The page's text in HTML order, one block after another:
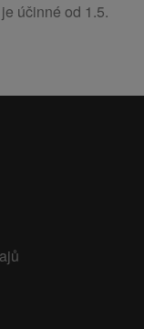
účinné od 1.5.